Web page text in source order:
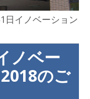
日イノベーション
ノベー
のご